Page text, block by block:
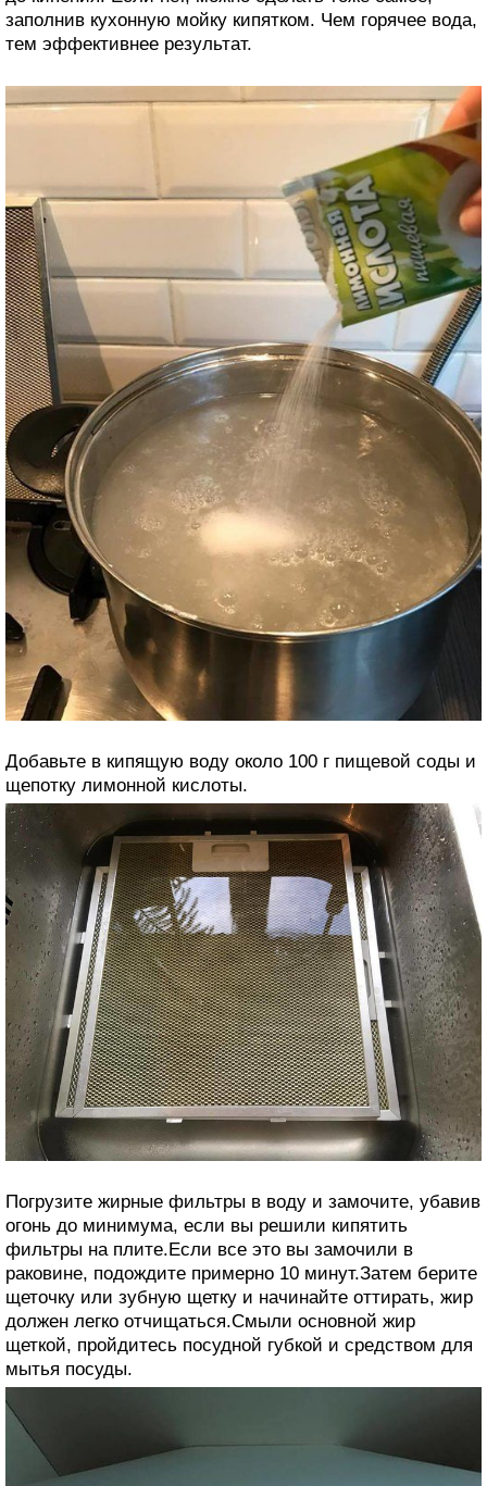
заполнив кухонную мойку кипятком. Чем горячее вода,
тем эффективнее результат.
Добавьте в кипящую воду около 100 г пищевой соды и
щепотку лимонной кислоты.
Погрузите жирные фильтры в воду и замочите, убавив
огонь до минимума, если вы решили кипятить
фильтры на плите.Если все это вы замочили в
раковине, подождите примерно 10 минут.Затем берите
щеточку или зубную щетку и начинайте оттирать, жир
должен легко отчищаться.Смыли основной жир
щеткой, пройдитесь посудной губкой и средством для
мытья посуды.